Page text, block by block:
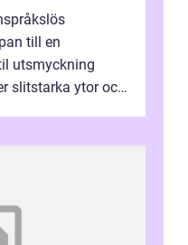
till en
utsmyckning
slitstarka ytor och